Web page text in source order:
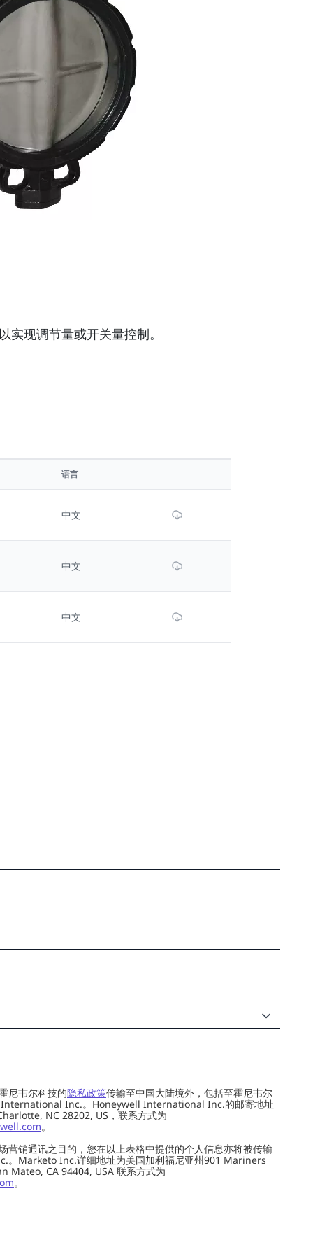
现调节量或开关量控制。
语言
中文
中文
中文
尼韦尔科技的隐私政策传输至中国大陆境外，包括至霍尼韦尔
International Inc.。Honeywell International Inc.的邮寄地址
NC 28202, US，联系方式为
。
营销通讯之目的，您在以上表格中提供的个人信息亦将被传输
。Marketo Inc.详细地址为美国加利福尼亚州901 Mariners
Mateo, CA 94404, USA 联系方式为
。